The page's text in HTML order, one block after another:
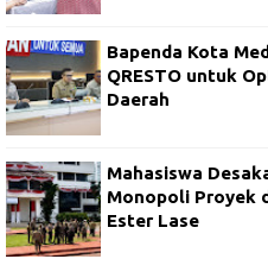
Bapenda Kota
QRESTO untuk
Daerah
Mahasiswa
Monopoli Proyek
Ester Lase